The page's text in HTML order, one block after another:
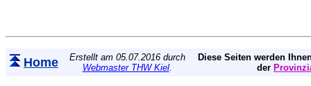
Home
Erstellt am 05.07.2016 durch
Webmaster THW Kiel.
Diese Seiten werden
der